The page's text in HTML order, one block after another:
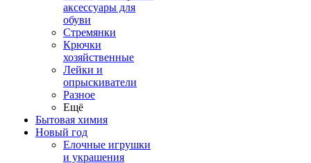
аксессуары для
обуви
Стремянки
Крючки
хозяйственные
Лейки и
опрыскиватели
Разное
Ещё
Бытовая химия
Новый год
Елочные игрушки
и украшения